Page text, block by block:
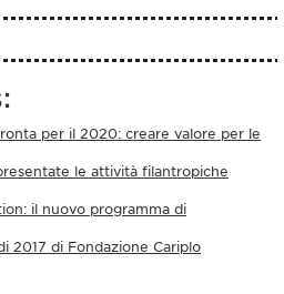
per il 2020: creare valore per le
le attività filantropiche
il nuovo programma di
2017 di Fondazione Cariplo